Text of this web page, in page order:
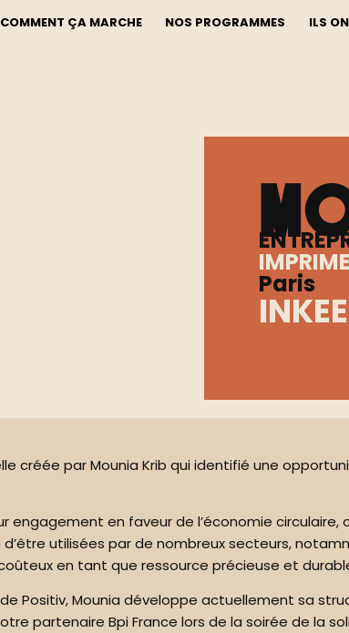
COMMENT ÇA MARCHE NOS PROGRAMMES ILS
Paris
INKEE
créée par Mounia Krib qui identifié une
engagement en faveur de l’économie
utilisées par de nombreux secteurs,
en tant que ressource précieuse et
Positiv, Mounia développe actuellement sa
partenaire Bpi France lors de la soirée de